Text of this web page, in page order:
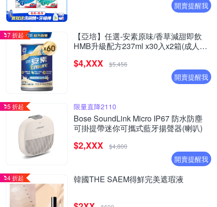
開賣提醒我
7 折起
【亞培】任選-安素原味/香草減甜即飲
HMB升級配方237ml x30入x2箱(成人營
$4,XXX $5,456
開賣提醒我
5 折起 限量直降2110
Bose SoundLink Micro IP67 防水防塵
可掛提帶迷你可攜式藍牙揚聲器(喇叭)
$2,XXX $4,800
開賣提醒我
4 折起 韓國THE SAEM得鮮完美遮瑕液